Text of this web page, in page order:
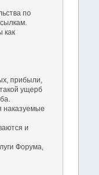
по
как
прибыли,
ущерб
наказуемые
и
Форума,